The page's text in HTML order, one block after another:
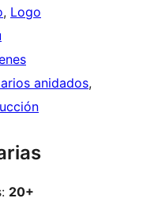
, Logo
anidados
20+